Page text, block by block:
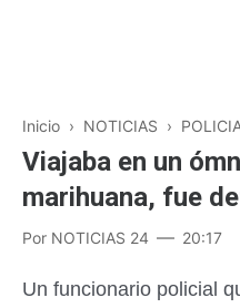
Inicio › NOTICIAS ›
Viajaba en un
marihuana, fue
Por NOTICIAS 24 20:17
Un funcionario policial